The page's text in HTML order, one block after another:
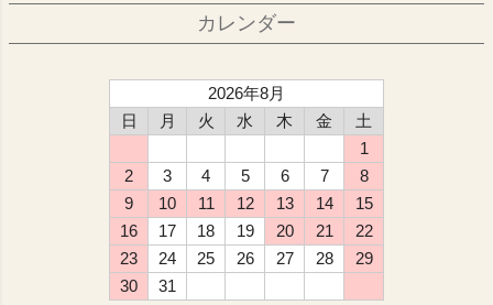
カレンダー
2026年8月
日
月 火 水 木 金
土
1
2
3 4 5 6 7
8
9
10 11 12 13 14
15
16
17 18 19 20 21
22
23
24 25 26 27 28
29
30
31